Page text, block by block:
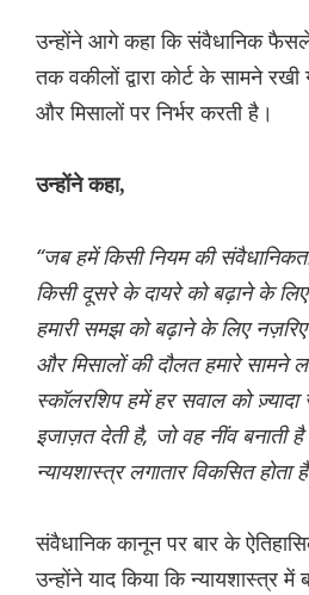
उन्होंने आगे कहा कि संवैधानिक फैसले
तक वकीलों द्वारा कोर्ट के सामने
और मिसालों पर निर्भर करती है।
उन्होंने कहा,
“जब हमें किसी नियम की
किसी दूसरे के दायरे को बढ़ाने के लिए
हमारी समझ को बढ़ाने के लिए
और मिसालों की दौलत हमारे सामने
स्कॉलरशिप हमें हर सवाल को
इजाज़त देती है, जो वह नींव बनाती
न्यायशास्त्र लगातार विकसित होता
संवैधानिक कानून पर बार के
उन्होंने याद किया कि न्यायशास्त्र